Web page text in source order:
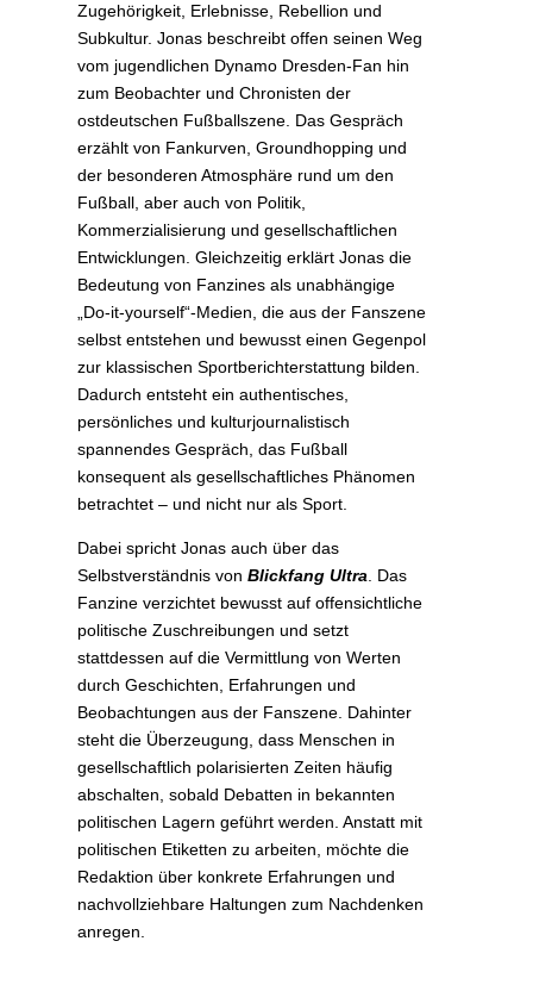
Zugehörigkeit, Erlebnisse, Rebellion und
Subkultur. Jonas beschreibt offen seinen Weg
vom jugendlichen Dynamo Dresden-Fan hin
zum Beobachter und Chronisten der
ostdeutschen Fußballszene. Das Gespräch
erzählt von Fankurven, Groundhopping und
der besonderen Atmosphäre rund um den
Fußball, aber auch von Politik,
Kommerzialisierung und gesellschaftlichen
Entwicklungen. Gleichzeitig erklärt Jonas die
Bedeutung von Fanzines als unabhängige
„Do-it-yourself“-Medien, die aus der Fanszene
selbst entstehen und bewusst einen Gegenpol
zur klassischen Sportberichterstattung bilden.
Dadurch entsteht ein authentisches,
persönliches und kulturjournalistisch
spannendes Gespräch, das Fußball
konsequent als gesellschaftliches Phänomen
betrachtet – und nicht nur als Sport.
Dabei spricht Jonas auch über das
Selbstverständnis von Blickfang Ultra . Das
Fanzine verzichtet bewusst auf offensichtliche
politische Zuschreibungen und setzt
stattdessen auf die Vermittlung von Werten
durch Geschichten, Erfahrungen und
Beobachtungen aus der Fanszene. Dahinter
steht die Überzeugung, dass Menschen in
gesellschaftlich polarisierten Zeiten häufig
abschalten, sobald Debatten in bekannten
politischen Lagern geführt werden. Anstatt mit
politischen Etiketten zu arbeiten, möchte die
Redaktion über konkrete Erfahrungen und
nachvollziehbare Haltungen zum Nachdenken
anregen.